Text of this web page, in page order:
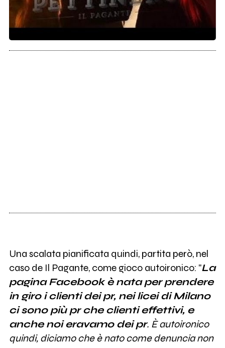
Una scalata pianificata quindi, partita però, nel
caso de Il Pagante, come gioco autoironico: "La
pagina Facebook è nata per prendere
in giro i clienti dei pr, nei licei di Milano
ci sono più pr che clienti effettivi, e
anche noi eravamo dei pr. È autoironico
quindi, diciamo che è nato come denuncia non